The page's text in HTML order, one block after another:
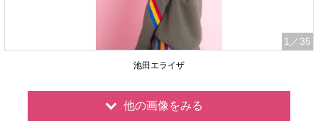
1 ／35
池田エライザ
他の画像をみる